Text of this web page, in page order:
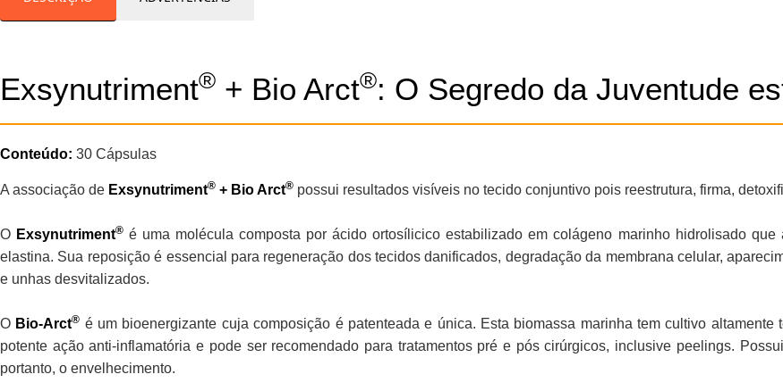
Exsynutriment® + Bio Arct®: O Segredo da Juventude
Conteúdo: 30 Cápsulas
A associação de Exsynutriment® + Bio Arct® possui resultados visíveis no tecido conjuntivo pois reestrutura, firma,
O Exsynutriment® é uma molécula composta por ácido ortosílicico estabilizado em colágeno marinho hidrolisado
elastina. Sua reposição é essencial para regeneração dos tecidos danificados, degradação da membrana celular,
e unhas desvitalizados.
O Bio-Arct® é um bioenergizante cuja composição é patenteada e única. Esta biomassa marinha tem cultivo
potente ação anti-inflamatória e pode ser recomendado para tratamentos pré e pós cirúrgicos, inclusive peelings.
portanto, o envelhecimento.